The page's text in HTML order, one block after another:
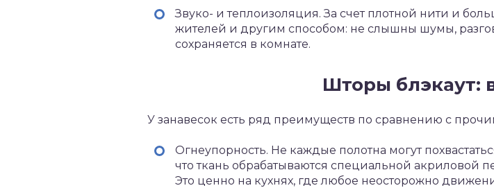
Звуко- и теплоизоляция. За счет плотной нити и
жителей и другим способом: не слышны шумы,
сохраняется в комнате.
Шторы блэкаут:
У занавесок есть ряд преимуществ по сравнению с
Огнеупорность. Не каждые полотна могут
что ткань обрабатываются специальной акриловой
Это ценно на кухнях, где любое неосторожно